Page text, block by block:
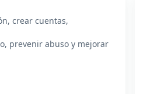
crear cuentas,
prevenir abuso y mejorar